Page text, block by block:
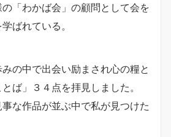
「わかば会」の顧問として会を
ばれている。
の中で出会い励まされ心の糧と
ば」３４点を拝見しました。
な作品が並ぶ中で私が見つけた